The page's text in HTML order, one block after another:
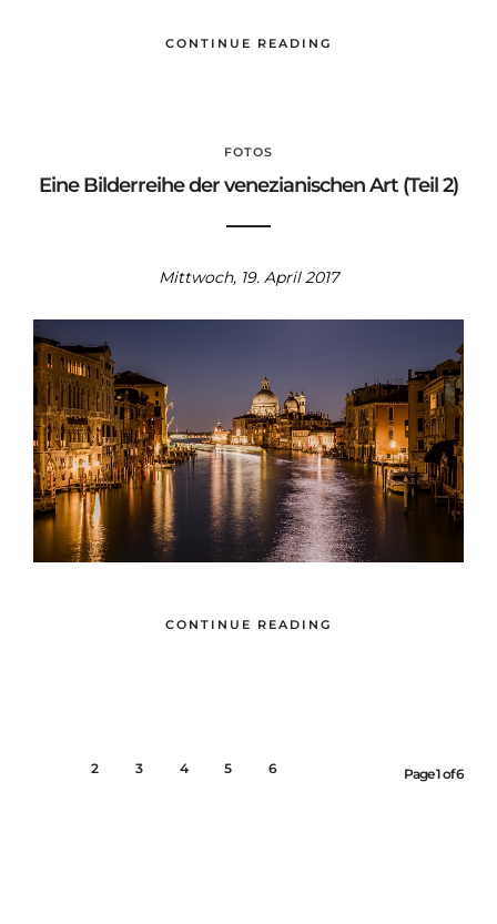
CONTINUE READING
FOTOS
Eine Bilderreihe der venezianischen Art (Teil 2)
Mittwoch, 19. April 2017
CONTINUE READING
2 3 4 5 6 Page 1 of 6